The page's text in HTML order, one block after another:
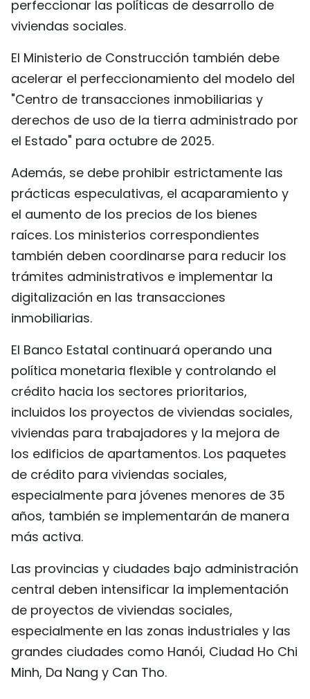
perfeccionar las políticas de desarrollo de
viviendas sociales.
El Ministerio de Construcción también debe
acelerar el perfeccionamiento del modelo del
"Centro de transacciones inmobiliarias y
derechos de uso de la tierra administrado por
el Estado" para octubre de 2025.
Además, se debe prohibir estrictamente las
prácticas especulativas, el acaparamiento y
el aumento de los precios de los bienes
raíces. Los ministerios correspondientes
también deben coordinarse para reducir los
trámites administrativos e implementar la
digitalización en las transacciones
inmobiliarias.
El Banco Estatal continuará operando una
política monetaria flexible y controlando el
crédito hacia los sectores prioritarios,
incluidos los proyectos de viviendas sociales,
viviendas para trabajadores y la mejora de
los edificios de apartamentos. Los paquetes
de crédito para viviendas sociales,
especialmente para jóvenes menores de 35
años, también se implementarán de manera
más activa.
Las provincias y ciudades bajo administración
central deben intensificar la implementación
de proyectos de viviendas sociales,
especialmente en las zonas industriales y las
grandes ciudades como Hanói, Ciudad Ho Chi
Minh, Da Nang y Can Tho.